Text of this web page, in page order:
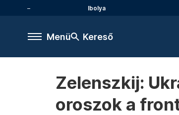
Ibolya
Menü Kereső
Zelenszkij:
oroszok a